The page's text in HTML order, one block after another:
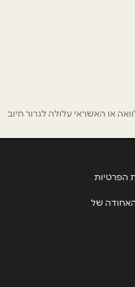
או האשראי עלולה לגרור חיוב
הפרטיות
האחודה של